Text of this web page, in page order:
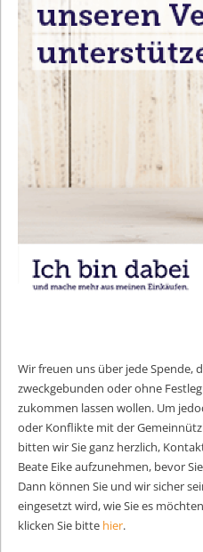
Wir freuen uns über jede Spende,
zweckgebunden oder ohne
zukommen lassen wollen. Um
oder Konflikte mit der
bitten wir Sie ganz herzlich,
Beate Eike aufzunehmen, bevor
Dann können Sie und wir sicher
eingesetzt wird, wie Sie es
klicken Sie bitte hier.